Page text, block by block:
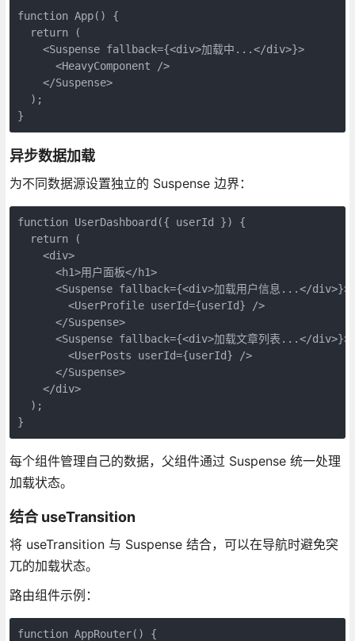
function App() {
  return (
    <Suspense fallback={<div>加载中...</div>}>
      <HeavyComponent />
    </Suspense>
  );
}
异步数据加载
为不同数据源设置独立的 Suspense 边界：
function UserDashboard({ userId }) {
  return (
    <div>
      <h1>用户面板</h1>
      <Suspense fallback={<div>加载用户信息...</div>}>
        <UserProfile userId={userId} />
      </Suspense>
      <Suspense fallback={<div>加载文章列表...</div>}>
        <UserPosts userId={userId} />
      </Suspense>
    </div>
  );
}
每个组件管理自己的数据，父组件通过 Suspense 统一处理
加载状态。
结合 useTransition
将 useTransition 与 Suspense 结合，可以在导航时避免突
兀的加载状态。
路由组件示例：
function AppRouter() {